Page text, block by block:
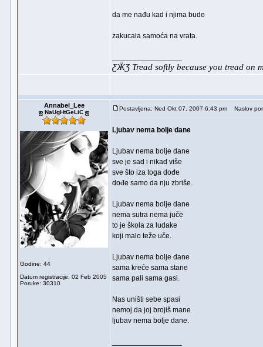
da me nađu kad i njima bude
zakucala samoća na vrata.
ƸӜƷ Tread softly because you tread on
Annabel_Lee
ஐ NaUgHtGeLiC ஐ
Godine: 44
Datum registracije: 02 Feb 2005
Poruke: 30310
Postavljena: Ned Okt 07, 2007 6:43 pm Naslov
Ljubav nema bolje dane
Ljubav nema bolje dane
sve je sad i nikad više
sve što iza toga dođe
dođe samo da nju zbriše.
Ljubav nema bolje dane
nema sutra nema juče
to je škola za ludake
koji malo teže uče.
Ljubav nema bolje dane
sama kreće sama stane
sama pali sama gasi.
Nas uništi sebe spasi
nemoj da joj brojiš mane
ljubav nema bolje dane.